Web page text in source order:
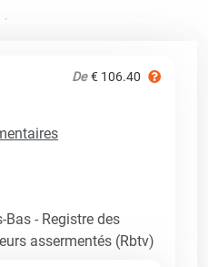
De € 106.40
- Registre des
assermentés (Rbtv)